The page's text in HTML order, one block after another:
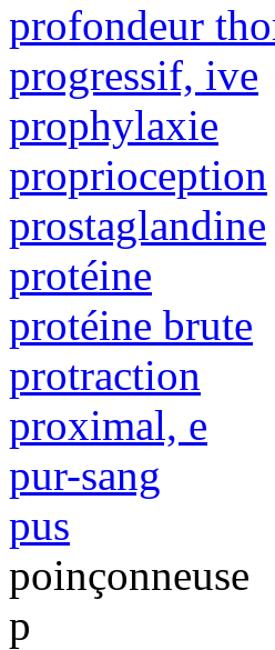
profondeur
progressif, ive
prophylaxie
proprioception
prostaglandine
protéine
protéine brute
protraction
proximal, e
pur-sang
pus
poinçonneuse
p